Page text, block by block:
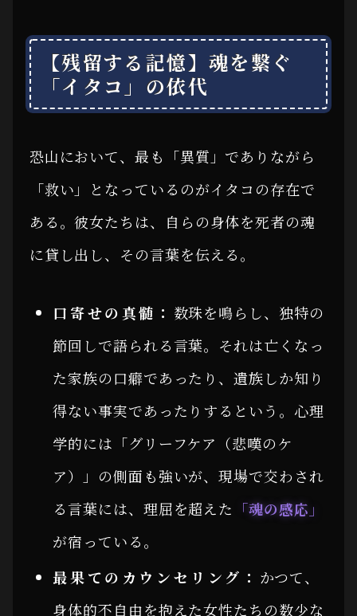
【残留する記憶】魂を繋ぐ
「イタコ」の依代
恐山において、最も「異質」でありながら
「救い」となっているのがイタコの存在で
ある。彼女たちは、自らの身体を死者の魂
に貸し出し、その言葉を伝える。
口寄せの真髄： 数珠を鳴らし、独特の
節回しで語られる言葉。それは亡くなっ
た家族の口癖であったり、遺族しか知り
得ない事実であったりするという。心理
学的には「グリーフケア（悲嘆のケ
ア）」の側面も強いが、現場で交わされ
る言葉には、理屈を超えた 「魂の感応」
が宿っている。
最果てのカウンセリング： かつて、
身体的不自由を抱えた女性たちの数少な